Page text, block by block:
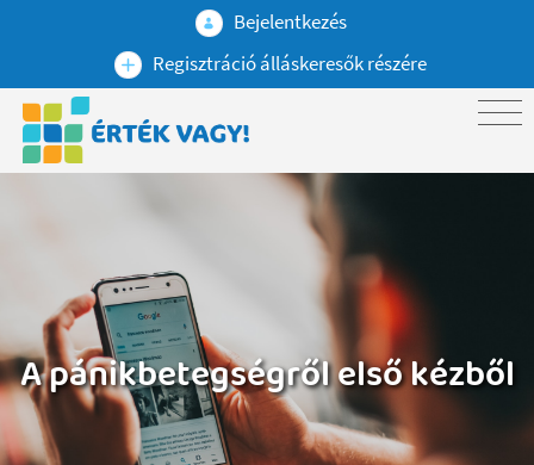
Bejelentkezés
Regisztráció álláskeresők részére
A pánikbetegségről első kézből